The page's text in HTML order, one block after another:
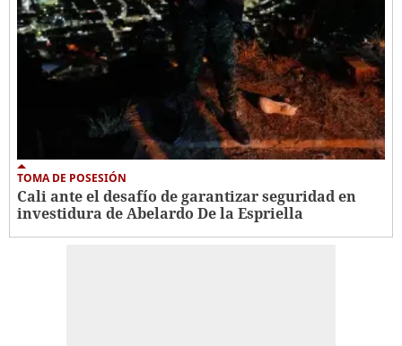
TOMA DE POSESIÓN
Cali ante el desafío de garantizar seguridad en
investidura de Abelardo De la Espriella